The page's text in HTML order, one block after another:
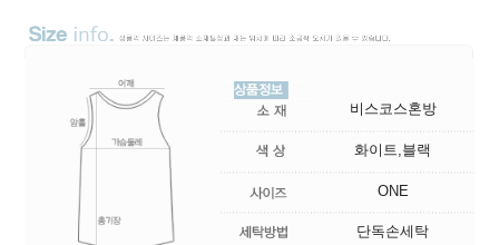
비스코스혼방
화이트,블랙
ONE
단독손세탁